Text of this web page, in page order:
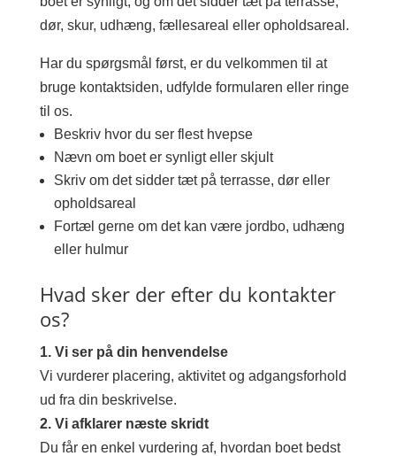
dør, skur, udhæng, fællesareal eller opholdsareal.
Har du spørgsmål først, er du velkommen til at
bruge kontaktsiden, udfylde formularen eller ringe
til os.
Beskriv hvor du ser flest hvepse
Nævn om boet er synligt eller skjult
Skriv om det sidder tæt på terrasse, dør eller
opholdsareal
Fortæl gerne om det kan være jordbo, udhæng
eller hulmur
Hvad sker der efter du kontakter
os?
1. Vi ser på din henvendelse
Vi vurderer placering, aktivitet og adgangsforhold
ud fra din beskrivelse.
2. Vi afklarer næste skridt
Du får en enkel vurdering af, hvordan boet bedst